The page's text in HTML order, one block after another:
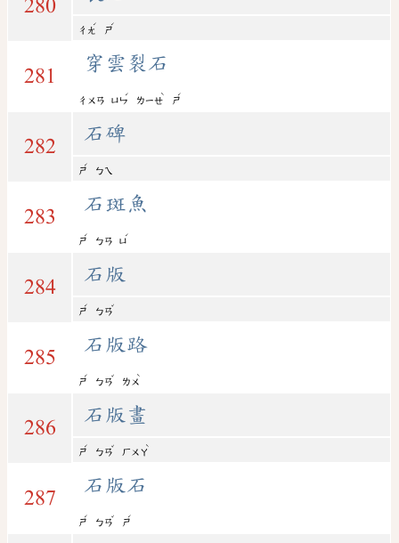
280
ㄔㄤ
ˊ
ㄕ
ˊ
281
穿雲裂石
ㄔㄨㄢ ㄩㄣ
ˊ
ㄌㄧㄝ
ˋ
ㄕ
ˊ
282
石碑
ㄕ
ˊ
ㄅㄟ
283
石斑魚
ㄕ
ˊ
ㄅㄢ ㄩ
ˊ
284
石版
ㄕ
ˊ
ㄅㄢ
ˇ
285
石版路
ㄕ
ˊ
ㄅㄢ
ˇ
ㄌㄨ
ˋ
286
石版畫
ㄕ
ˊ
ㄅㄢ
ˇ
ㄏㄨㄚ
ˋ
287
石版石
ㄕ
ˊ
ㄅㄢ
ˇ
ㄕ
ˊ